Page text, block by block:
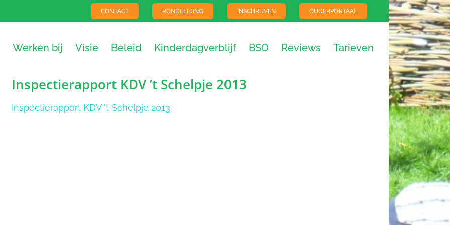
CONTACT RONDLEIDING INSCHRIJVEN OUDERPORTAAL
Werken bij Visie Beleid Kinderdagverblijf BSO Reviews Tarieven
Inspectierapport KDV ’t Schelpje 2013
Inspectierapport KDV 't Schelpje 2013